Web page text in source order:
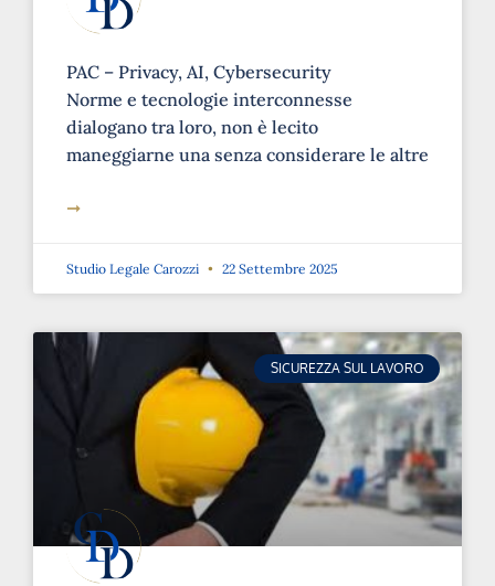
PAC – Privacy, AI, Cybersecurity
Norme e tecnologie interconnesse
dialogano tra loro, non è lecito
maneggiarne una senza considerare le altre
➞
Studio Legale Carozzi 22 Settembre 2025
SICUREZZA SUL LAVORO